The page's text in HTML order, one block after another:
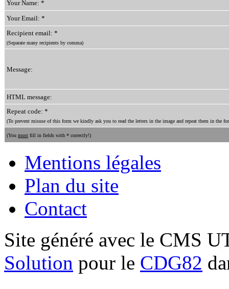
Your Name: *
Your Email: *
Recipient email: *
(Separate many recipients by comma)
Message:
HTML message:
Repeat code: *
(To prevent misuse of this form we kindly ask you to read the letters in the image and repeat them in the
(You must fill in fields with * correctly!)
Mentions légales
Plan du site
Contact
Site généré avec le CMS
Solution pour le CDG82